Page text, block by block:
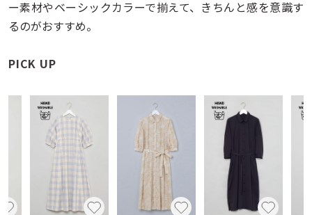
ー素材やベーシックカラーで揃えて、きちんと感を意識す
るのがおすすめ。
PICK UP